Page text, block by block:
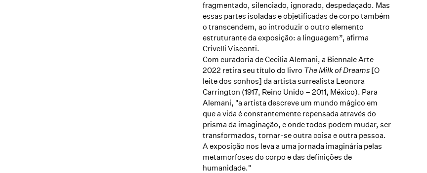
fragmentado, silenciado, ignorado, despedaçado. Mas
essas partes isoladas e objetificadas de corpo também
o transcendem, ao introduzir o outro elemento
estruturante da exposição: a linguagem”, afirma
Crivelli Visconti.
Com curadoria de Cecilia Alemani, a Biennale Arte
2022 retira seu título do livro The Milk of Dreams[O
leite dos sonhos] da artista surrealista Leonora
Carrington (1917, Reino Unido – 2011, México). Para
Alemani, "a artista descreve um mundo mágico em
que a vida é constantemente repensada através do
prisma da imaginação, e onde todos podem mudar, ser
transformados, tornar-se outra coisa e outra pessoa.
A exposição nos leva a uma jornada imaginária pelas
metamorfoses do corpo e das definições de
humanidade."